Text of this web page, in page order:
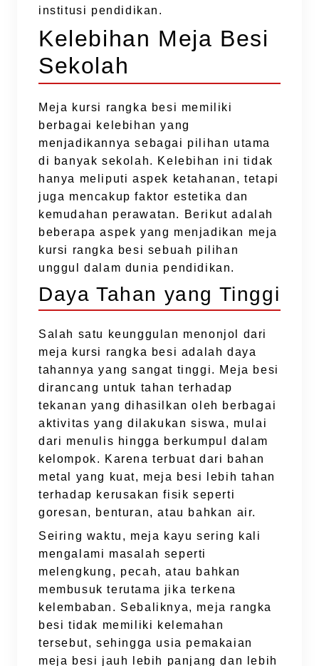
institusi pendidikan.
Kelebihan Meja Besi
Sekolah
Meja kursi rangka besi memiliki
berbagai kelebihan yang
menjadikannya sebagai pilihan utama
di banyak sekolah. Kelebihan ini tidak
hanya meliputi aspek ketahanan, tetapi
juga mencakup faktor estetika dan
kemudahan perawatan. Berikut adalah
beberapa aspek yang menjadikan meja
kursi rangka besi sebuah pilihan
unggul dalam dunia pendidikan.
Daya Tahan yang Tinggi
Salah satu keunggulan menonjol dari
meja kursi rangka besi adalah daya
tahannya yang sangat tinggi. Meja besi
dirancang untuk tahan terhadap
tekanan yang dihasilkan oleh berbagai
aktivitas yang dilakukan siswa, mulai
dari menulis hingga berkumpul dalam
kelompok. Karena terbuat dari bahan
metal yang kuat, meja besi lebih tahan
terhadap kerusakan fisik seperti
goresan, benturan, atau bahkan air.
Seiring waktu, meja kayu sering kali
mengalami masalah seperti
melengkung, pecah, atau bahkan
membusuk terutama jika terkena
kelembaban. Sebaliknya, meja rangka
besi tidak memiliki kelemahan
tersebut, sehingga usia pemakaian
meja besi jauh lebih panjang dan lebih